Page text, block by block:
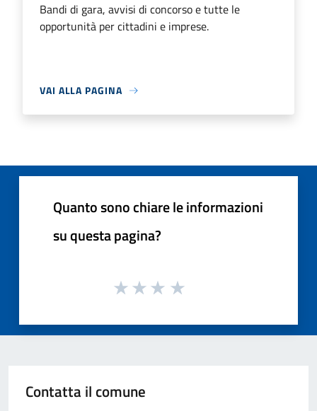
Bandi di gara, avvisi di concorso e tutte le
opportunità per cittadini e imprese.
VAI ALLA PAGINA
Quanto sono chiare le informazioni
su questa pagina?
Contatta il comune